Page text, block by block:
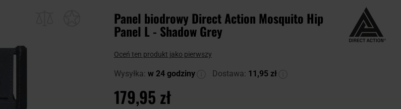
Panel biodrowy Direct Action Mosquito Hip
Panel L - Shadow Grey
Oceń ten produkt jako pierwszy
Wysyłka: w 24 godziny Dostawa: 11,95 zł
179,95 zł